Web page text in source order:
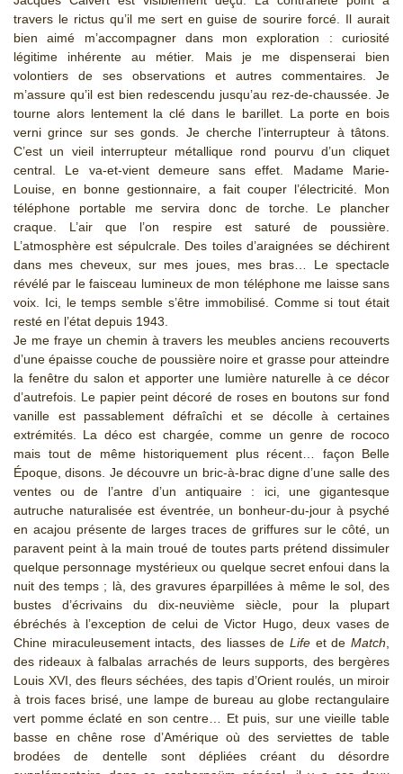
travers le rictus qu’il me sert en guise de sourire forcé. Il aurait
bien aimé m’accompagner dans mon exploration : curiosité
légitime inhérente au métier. Mais je me dispenserai bien
volontiers de ses observations et autres commentaires. Je
m’assure qu’il est bien redescendu jusqu’au rez-de-chaussée. Je
tourne alors lentement la clé dans le barillet. La porte en bois
verni grince sur ses gonds. Je cherche l’interrupteur à tâtons.
C’est un vieil interrupteur métallique rond pourvu d’un cliquet
central. Le va-et-vient demeure sans effet. Madame Marie-
Louise, en bonne gestionnaire, a fait couper l’électricité. Mon
téléphone portable me servira donc de torche. Le plancher
craque. L’air que l’on respire est saturé de poussière.
L’atmosphère est sépulcrale. Des toiles d’araignées se déchirent
dans mes cheveux, sur mes joues, mes bras… Le spectacle
révélé par le faisceau lumineux de mon téléphone me laisse sans
voix. Ici, le temps semble s’être immobilisé. Comme si tout était
resté en l’état depuis 1943.
Je me fraye un chemin à travers les meubles anciens recouverts
d’une épaisse couche de poussière noire et grasse pour atteindre
la fenêtre du salon et apporter une lumière naturelle à ce décor
d’autrefois. Le papier peint décoré de roses en boutons sur fond
vanille est passablement défraîchi et se décolle à certaines
extrémités. La déco est chargée, comme un genre de rococo
mais tout de même historiquement plus récent… façon Belle
Époque, disons. Je découvre un bric-à-brac digne d’une salle des
ventes ou de l’antre d’un antiquaire : ici, une gigantesque
autruche naturalisée est éventrée, un bonheur-du-jour à psyché
en acajou présente de larges traces de griffures sur le côté, un
paravent peint à la main troué de toutes parts prétend dissimuler
quelque personnage mystérieux ou quelque secret enfoui dans la
nuit des temps ; là, des gravures éparpillées à même le sol, des
bustes d’écrivains du dix-neuvième siècle, pour la plupart
ébréchés à l’exception de celui de Victor Hugo, deux vases de
Chine miraculeusement intacts, des liasses de Life et de Match
des rideaux à falbalas arrachés de leurs supports, des bergères
Louis XVI, des fleurs séchées, des tapis d’Orient roulés, un miroir
à trois faces brisé, une lampe de bureau au globe rectangulaire
vert pomme éclaté en son centre… Et puis, sur une vieille table
basse en chêne rose d’Amérique où des serviettes de table
brodées de dentelle sont dépliées créant du désordre